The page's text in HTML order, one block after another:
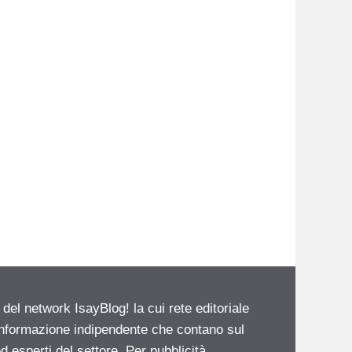
del network IsayBlog! la cui rete editoriale
indipendente che contano sul